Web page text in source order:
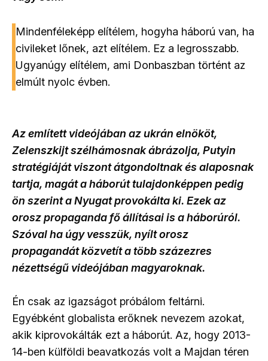
Mindenféleképp elítélem, hogyha háború van, ha
civileket lőnek, azt elítélem. Ez a legrosszabb.
Ugyanúgy elítélem, ami Donbaszban történt az
elmúlt nyolc évben.
Az említett videójában az ukrán elnököt,
Zelenszkijt szélhámosnak ábrázolja, Putyin
stratégiáját viszont átgondoltnak és alaposnak
tartja, magát a háborút tulajdonképpen pedig
ön szerint a Nyugat provokálta ki. Ezek az
orosz propaganda fő állításai is a háborúról.
Szóval ha úgy vesszük, nyílt orosz
propagandát közvetít a több százezres
nézettségű videójában magyaroknak.
Én csak az igazságot próbálom feltárni.
Egyébként globalista erőknek nevezem azokat,
akik kiprovokálták ezt a háborút. Az, hogy 2013-
14-ben külföldi beavatkozás volt a Majdan téren